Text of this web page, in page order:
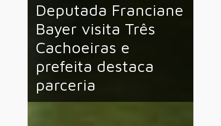
Deputada Franciane
Bayer visita Três
Cachoeiras e
prefeita destaca
parceria